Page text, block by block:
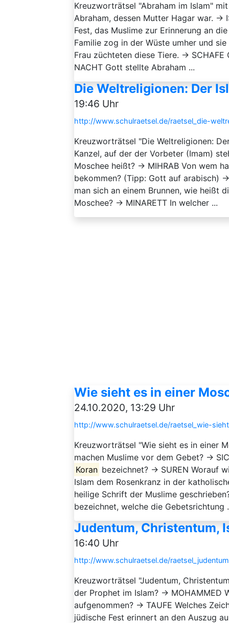
Kreuzworträtsel "Abraham im Islam"
Abraham, dessen Mutter Hagar war. →
Fest, das Muslime zur Erinnerung an
Familie zog in der Wüste umher und
Frau züchteten diese Tiere. →
NACHT Gott stellte Abraham ...
Die Weltreligionen: Der
19:46 Uhr
http://www.schulraetsel.de/raetsel_die-
Kreuzworträtsel "Die Weltreligionen:
Kanzel, auf der der Vorbeter (Imam)
Moschee heißt? → MIHRAB Von wem
bekommen? (Tipp: Gott auf arabisch)
man sich an einem Brunnen, wie heißt
Moschee? → MINARETT In welcher ...
Wie sieht es in einer
24.10.2020, 13:29 Uhr
http://www.schulraetsel.de/raetsel_wie-
Kreuzworträtsel "Wie sieht es in einer
machen Muslime vor dem Gebet? →
Koran bezeichnet? → SUREN Worauf
Islam dem Rosenkranz in der
heilige Schrift der Muslime
bezeichnet, welche die Gebetsrichtung
Judentum, Christentum,
16:40 Uhr
http://www.schulraetsel.de/
Kreuzworträtsel "Judentum,
der Prophet im Islam? → MOHAMMED
aufgenommen? → TAUFE Welches
jüdische Fest erinnert an den Auszug